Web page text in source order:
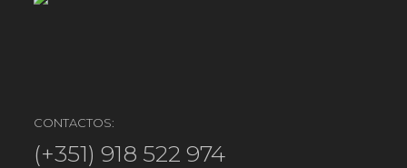
CONTACTOS:
(+351) 918 522 974